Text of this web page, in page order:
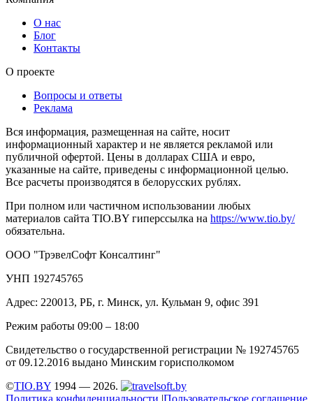
О нас
Блог
Контакты
О проекте
Вопросы и ответы
Реклама
Вся информация, размещенная на сайте, носит
информационный характер и не является рекламой или
публичной офертой. Цены в долларах США и евро,
указанные на сайте, приведены с информационной целью.
Все расчеты производятся в белорусских рублях.
При полном или частичном использовании любых
материалов сайта TIO.BY гиперссылка на https://www.tio.by/
обязательна.
ООО "ТрэвелСофт Консалтинг"
УНП 192745765
Адрес: 220013, РБ, г. Минск, ул. Кульман 9, офис 391
Режим работы 09:00 – 18:00
Свидетельство о государственной регистрации № 192745765
от 09.12.2016 выдано Минским горисполкомом
©TIO.BY 1994 — 2026.
Политика конфиденциальности |Пользовательское соглашение